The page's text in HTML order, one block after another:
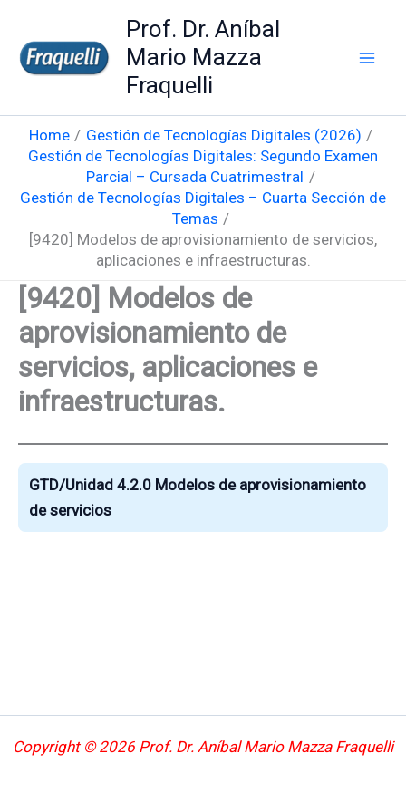
content
Prof. Dr. Aníbal
Mario Mazza
Fraquelli
Home
Gestión de Tecnologías Digitales (2026)
Gestión de Tecnologías Digitales: Segundo Examen
Parcial – Cursada Cuatrimestral
Gestión de Tecnologías Digitales – Cuarta Sección de
Temas
[9420] Modelos de aprovisionamiento de servicios,
aplicaciones e infraestructuras.
[9420] Modelos de
aprovisionamiento de
servicios, aplicaciones e
infraestructuras.
GTD/Unidad 4.2.0 Modelos de aprovisionamiento
de servicios
Copyright © 2026 Prof. Dr. Aníbal Mario Mazza Fraquelli